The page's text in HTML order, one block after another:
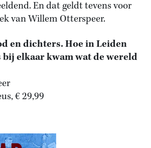
En dat geldt tevens voor
van Willem Otterspeer.
en dichters. Hoe in Leiden
bij elkaar kwam wat de wereld
€ 29,99